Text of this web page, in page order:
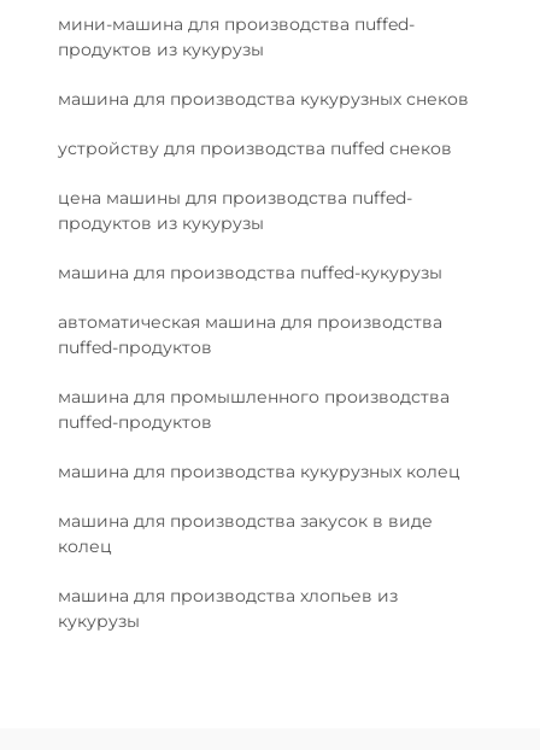
мини-машина для производства пuffed-
продуктов из кукурузы
машина для производства кукурузных снеков
устройству для производства пuffed снеков
цена машины для производства пuffed-
продуктов из кукурузы
машина для производства пuffed-кукурузы
автоматическая машина для производства
пuffed-продуктов
машина для промышленного производства
пuffed-продуктов
машина для производства кукурузных колец
машина для производства закусок в виде
колец
машина для производства хлопьев из
кукурузы